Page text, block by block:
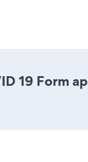
19 Form